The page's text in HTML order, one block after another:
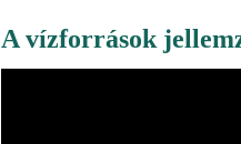
A vízforrások